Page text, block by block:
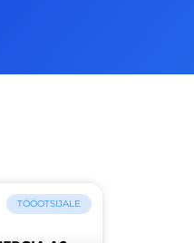
TÖÖOTSIJALE